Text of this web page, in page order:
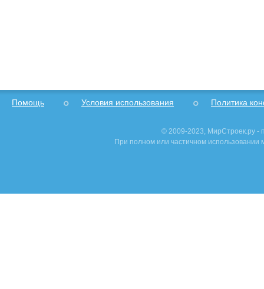
Помощь Условия использования Политика
© 2009-2023, МирСтроек.ру -
При полном или частичном использовании